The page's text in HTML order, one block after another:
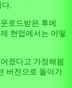
다.
로드받은 후에
현업에서는 어떻
졌다고 가정해봅
버전으로 돌아가